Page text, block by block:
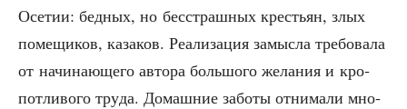
Осе­тии: бед­ных, но бес­страш­ных кре­стьян, злых
поме­щи­ков, каза­ков. Реа­ли­за­ция замыс­ла тре­бо­ва­ла
от начи­на­ю­ще­го авто­ра боль­шо­го жела­ния и кро­
пот­ли­во­го тру­да. Домаш­ние забо­ты отни­ма­ли мно­